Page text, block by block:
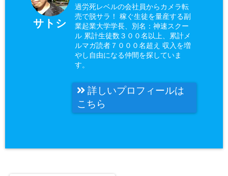
サトシ
過労死レベルの会社員からカメラ転
売で脱サラ！ 稼ぐ生徒を量産する副
業起業大学学長、別名：神速スクー
ル 累計生徒数３００名以上、累計メ
ルマガ読者７０００名超え 収入を増
やし自由になる仲間を探していま
す。
詳しいプロフィールは
こちら